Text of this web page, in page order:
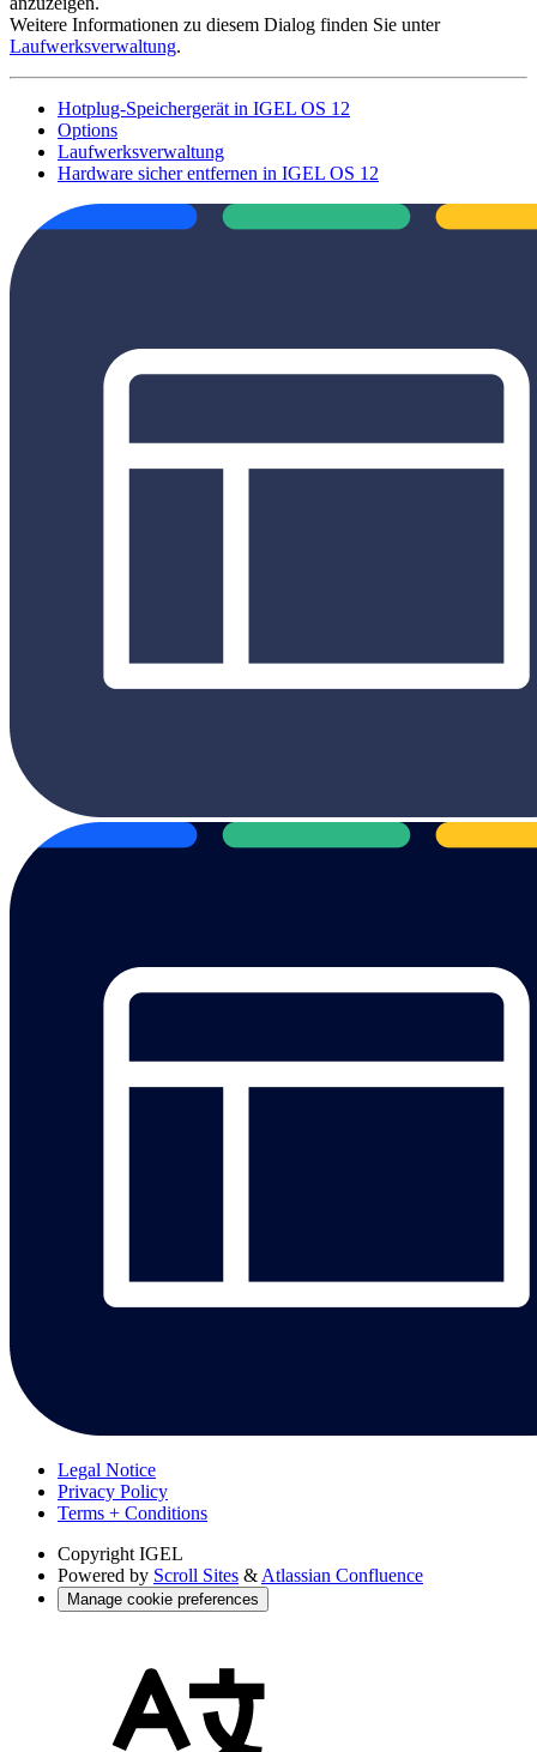
Weitere Informationen zu diesem Dialog finden Sie unter
Laufwerksverwaltung.
Hotplug-Speichergerät in IGEL OS 12
Options
Laufwerksverwaltung
Hardware sicher entfernen in IGEL OS 12
Legal Notice
Privacy Policy
Terms + Conditions
Copyright IGEL
Powered by Scroll Sites & Atlassian Confluence
Manage cookie preferences